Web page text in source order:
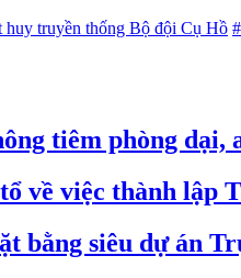
huy truyền thống Bộ đội Cụ Hồ
tiêm phòng dại,
về việc thành lập
bằng siêu dự án